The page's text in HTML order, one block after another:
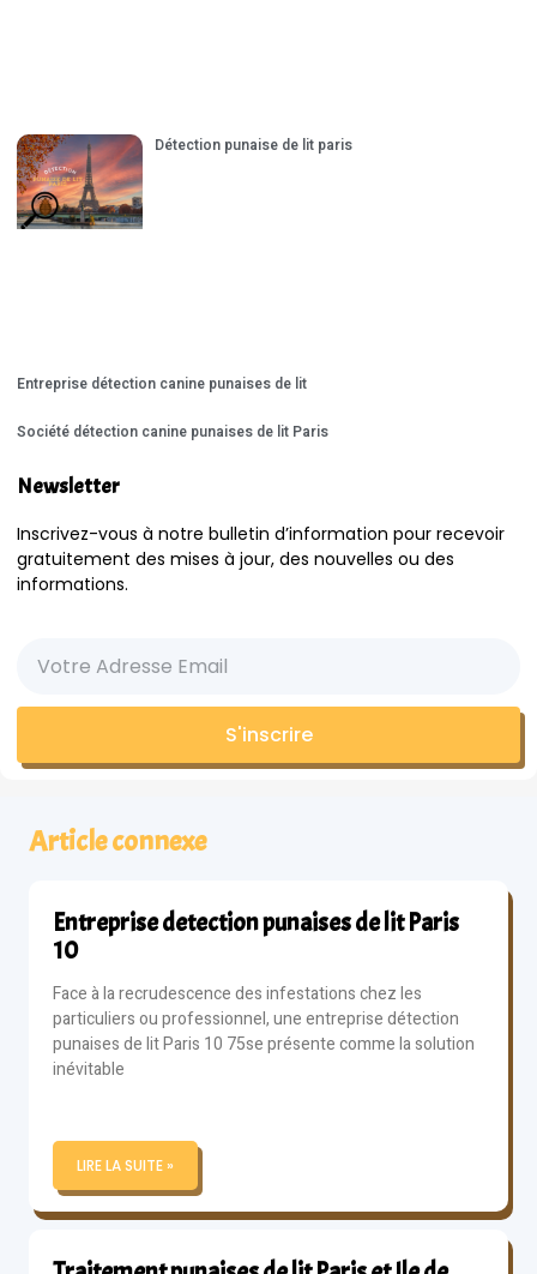
Détection punaise de lit paris
Entreprise détection canine punaises de lit
Société détection canine punaises de lit Paris
Newsletter
Inscrivez-vous à notre bulletin d’information pour recevoir
gratuitement des mises à jour, des nouvelles ou des
informations.
S'inscrire
Article connexe
Entreprise detection punaises de lit Paris
10
Face à la recrudescence des infestations chez les
particuliers ou professionnel, une entreprise détection
punaises de lit Paris 10 75se présente comme la solution
inévitable
LIRE LA SUITE »